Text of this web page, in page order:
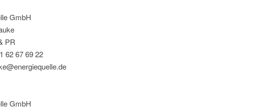
GmbH
PR
62 67 69 22
GmbH